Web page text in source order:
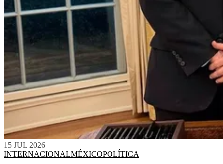
15 JUL 2026
INTERNACIONALMÉXICOPOLÍTICA